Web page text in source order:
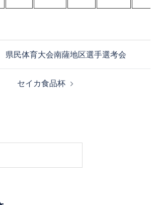
民体育大会南薩地区選手選考会
セイカ食品杯